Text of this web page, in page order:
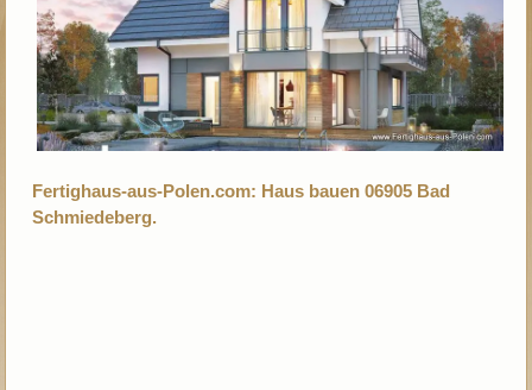
Fertighaus-aus-Polen.com: Haus bauen 06905 Bad
Schmiedeberg.